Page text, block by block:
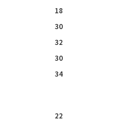
18
30
32
30
34
22